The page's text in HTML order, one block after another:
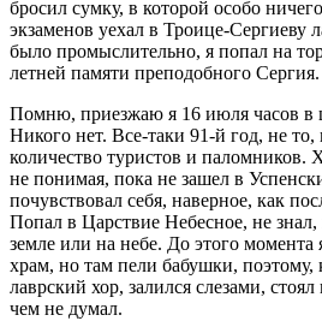
бросил сумку, в которой особо
экзаменов уехал в Троице-Сергиеву
было промыслительно, я попал на
летней памяти преподобного Сергия.
Помню, приезжаю я 16 июля часов в
Никого нет. Все-таки 91-й год, не то,
количество туристов и паломников.
не понимая, пока не зашел в
почувствовал себя, наверное, как
Попал в Царствие Небесное, не знал,
земле или на небе. До этого момента
храм, но там пели бабушки, поэтому,
лаврский хор, залился слезами,
чем не думал.